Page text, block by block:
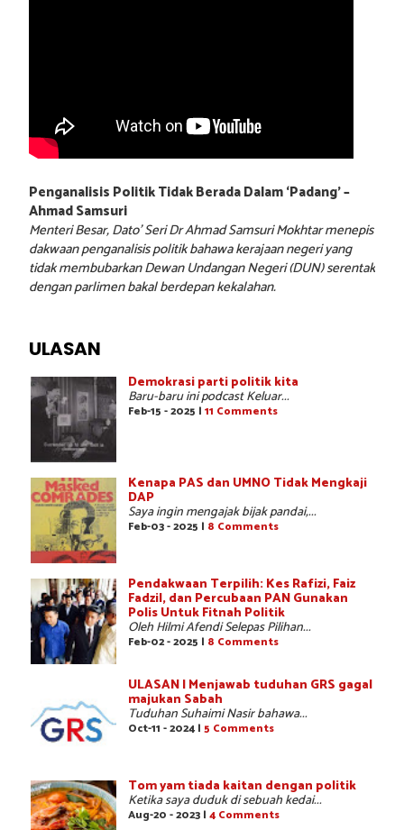
Penganalisis Politik Tidak Berada Dalam ‘Padang’ –
Ahmad Samsuri
Menteri Besar, Dato’ Seri Dr Ahmad Samsuri Mokhtar menepis
dakwaan penganalisis politik bahawa kerajaan negeri yang
tidak membubarkan Dewan Undangan Negeri (DUN) serentak
dengan parlimen bakal berdepan kekalahan.
ULASAN
Demokrasi parti politik kita
Baru-baru ini podcast Keluar...
Feb-15 - 2025 | 11 Comments
Kenapa PAS dan UMNO Tidak Mengkaji
DAP
Saya ingin mengajak bijak pandai,...
Feb-03 - 2025 | 8 Comments
Pendakwaan Terpilih: Kes Rafizi, Faiz
Fadzil, dan Percubaan PAN Gunakan
Polis Untuk Fitnah Politik
Oleh Hilmi Afendi Selepas Pilihan...
Feb-02 - 2025 | 8 Comments
ULASAN | Menjawab tuduhan GRS gagal
majukan Sabah
Tuduhan Suhaimi Nasir bahawa...
Oct-11 - 2024 | 5 Comments
Tom yam tiada kaitan dengan politik
Ketika saya duduk di sebuah kedai...
Aug-20 - 2023 | 4 Comments